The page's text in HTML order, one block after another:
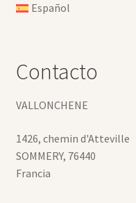
Español
Contacto
VALLONCHENE
1426, chemin d'Atteville
SOMMERY, 76440
Francia